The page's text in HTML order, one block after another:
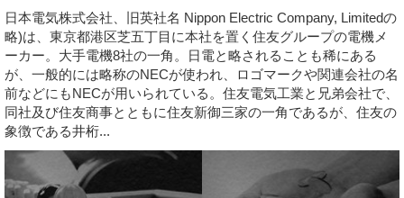
日本電気株式会社、旧英社名 Nippon Electric Company, Limitedの
略)は、東京都港区芝五丁目に本社を置く住友グループの電機メ
ーカー。大手電機8社の一角。日電と略されることも稀にある
が、一般的には略称のNECが使われ、ロゴマークや関連会社の名
前などにもNECが用いられている。住友電気工業と兄弟会社で、
同社及び住友商事とともに住友新御三家の一角であるが、住友の
象徴である井桁...